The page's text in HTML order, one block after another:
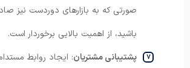
صورتی که به بازارهای دوردست نیز
باشید، از اهمیت بالایی برخوردار است.
پشتیبانی مشتریان: ایجاد روابط